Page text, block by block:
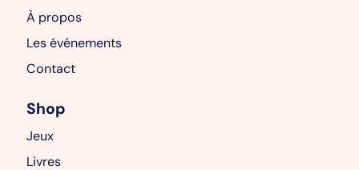
À propos
Les événements
Contact
Shop
Jeux
Livres